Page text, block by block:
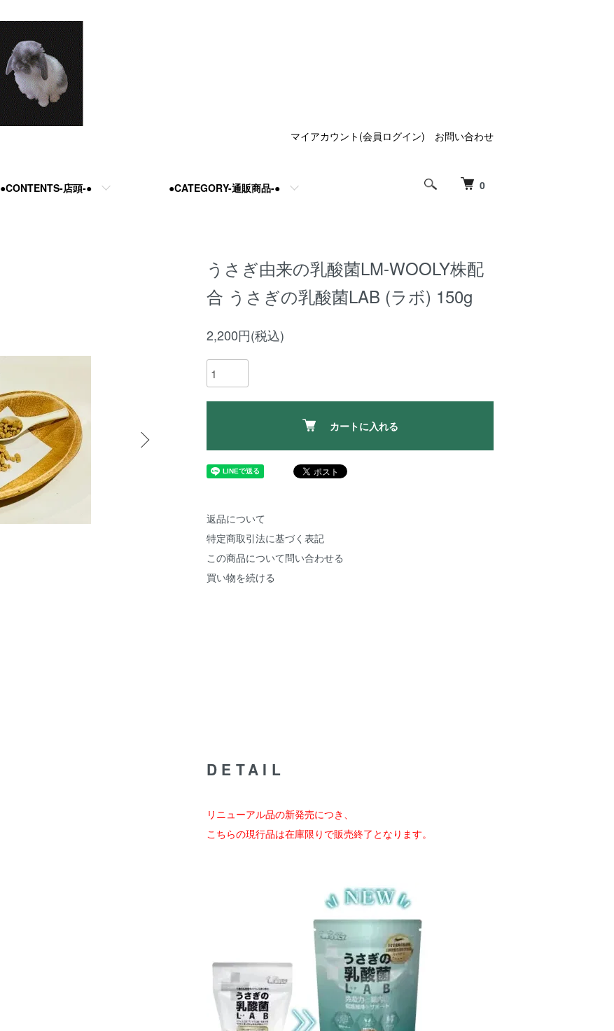
0
●CONTENTS-店頭-● ●CATEGORY-通販商品-●
マイアカウント(会員ログイン) お問い合わせ
うさぎ由来の乳酸菌LM-WOOLY株配
合 うさぎの乳酸菌LAB (ラボ) 150g
2,200円(税込)
カートに入れる
返品について
特定商取引法に基づく表記
この商品について問い合わせる
買い物を続ける
DETAIL
リニューアル品の新発売につき、
こちらの現行品は在庫限りで販売終了となります。